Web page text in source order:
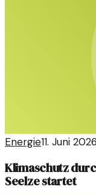
Energie11. Juni 2026
Klimaschutz
Seelze startet